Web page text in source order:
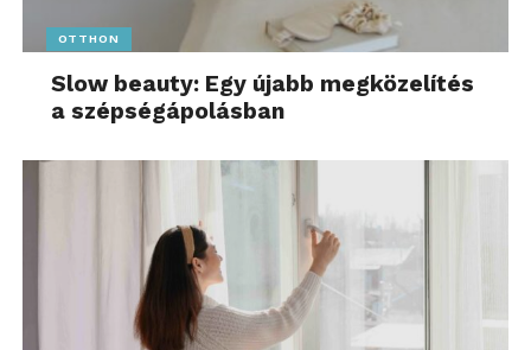
OTTHON
Slow beauty: Egy újabb megközelítés
a szépségápolásban